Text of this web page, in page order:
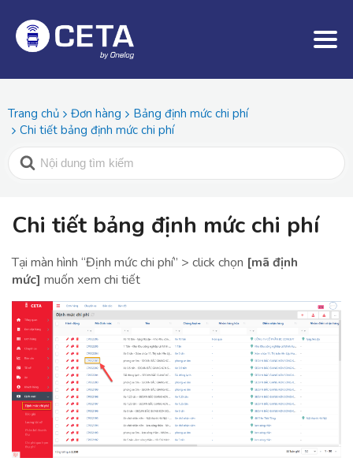
Trang chủ Đơn hàng
Bảng định mức chi phí
Chi tiết bảng định mức chi phí
Chi tiết bảng định mức chi phí
Tại màn hình “Định mức chi phí” > click chọn [mã định
mức] muốn xem chi tiết